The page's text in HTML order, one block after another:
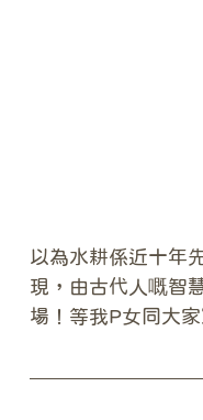
以為水耕係近十年
現，由古代人嘅智
場！等我P女同大